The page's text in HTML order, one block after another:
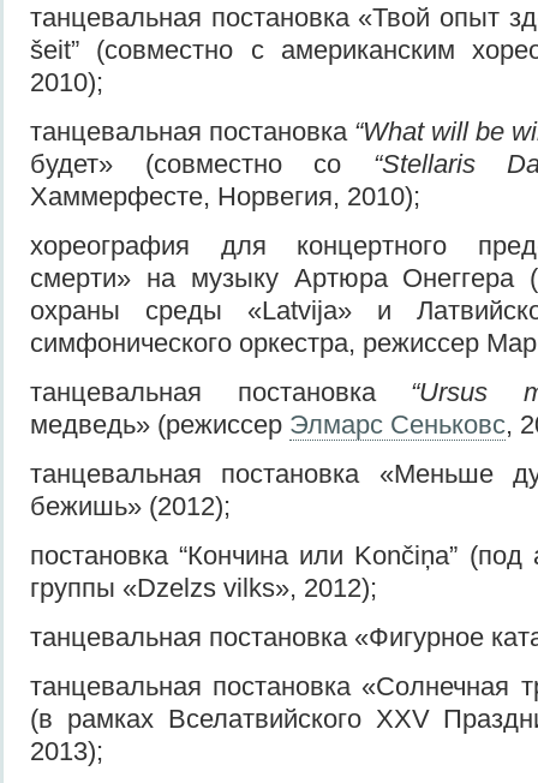
танцевальная постановка «Твой опыт
šeit” (совместно с американским
2010);
танцевальная постановка “What will be
будет» (совместно со “Stellaris
Хаммерфесте, Норвегия, 2010);
хореография для концертного
смерти» на музыку Артюра Онеггера
охраны среды «Latvija» и
симфонического оркестра, режиссер
танцевальная постановка
“Ursus
медведь» (режиссер Элмарс Сеньковс,
танцевальная постановка «Меньше
бежишь» (2012);
постановка “Кончина или Končiņa” (под
группы «Dzelzs vilks», 2012);
танцевальная постановка «Фигурное
танцевальная постановка «Солнечная
(в рамках Вселатвийского XXV
2013);